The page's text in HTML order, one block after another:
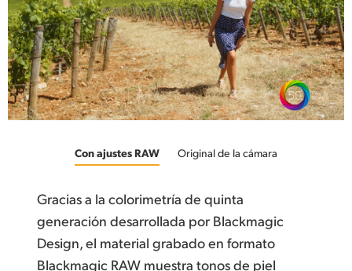
Con ajustes RAW Original de la cámara
Gracias a la colorimetría de quinta
generación desarrollada por Blackmagic
Design, el material grabado en formato
Blackmagic RAW muestra tonos de piel